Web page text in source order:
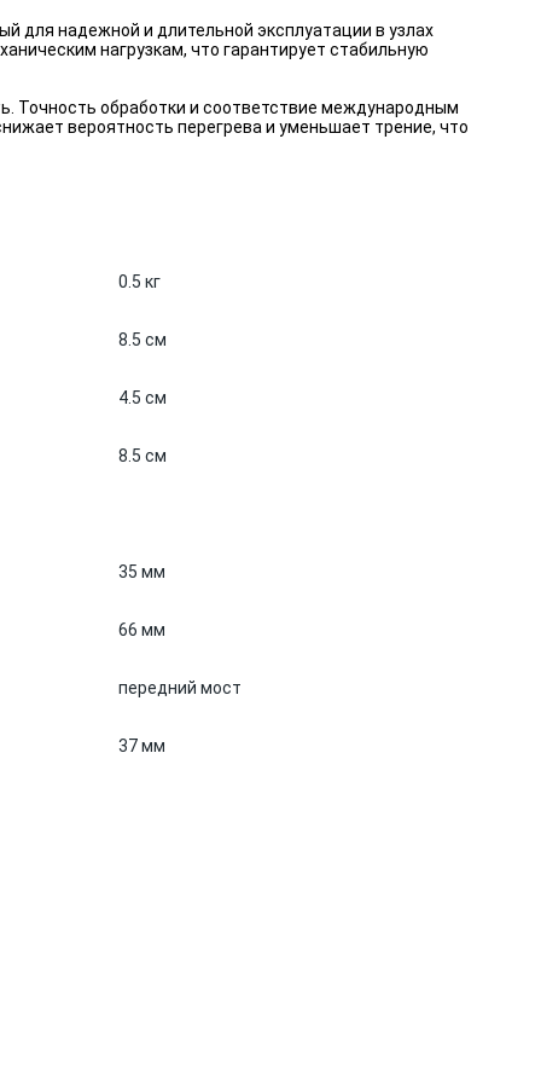
для надежной и длительной эксплуатации в узлах
нагрузкам, что гарантирует стабильную
Точность обработки и соответствие международным
вероятность перегрева и уменьшает трение, что
0.5 кг
8.5 см
4.5 см
8.5 см
35 мм
66 мм
передний мост
37 мм